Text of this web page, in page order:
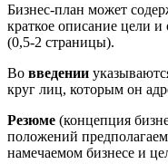
Бизнес-план может
краткое описание цели
(0,5-2 страницы).
Во введении
круг лиц, которым он
Резюме (концепция
положений
намечаемом бизнесе и